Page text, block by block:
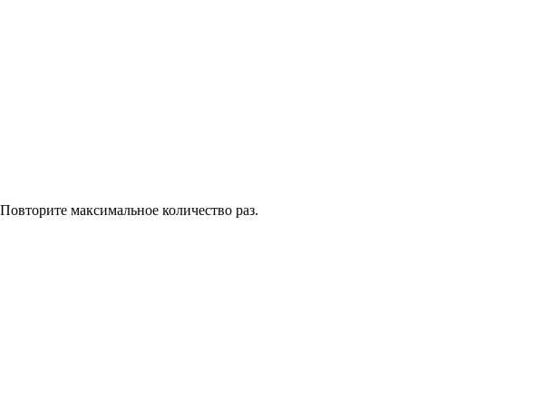
максимальное количество раз.